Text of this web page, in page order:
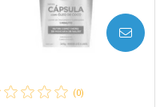
(0)
AVISE-ME